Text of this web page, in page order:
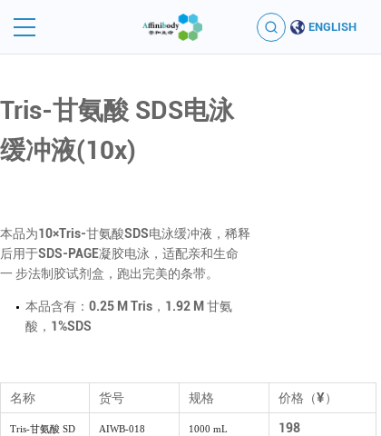
ENGLISH
Tris-甘氨酸 SDS电泳
缓冲液(10x)
本品为10×Tris-甘氨酸SDS电泳缓冲液，稀释
后用于SDS-PAGE凝胶电泳，适配亲和生命
一 步法制胶试剂盒，跑出完美的条带。
本品含有：0.25 M Tris，1.92 M 甘氨
酸，1%SDS
名称 货号 规格 价格（¥）
Tris-甘氨酸 SD
AIWB-018 1000 mL 198